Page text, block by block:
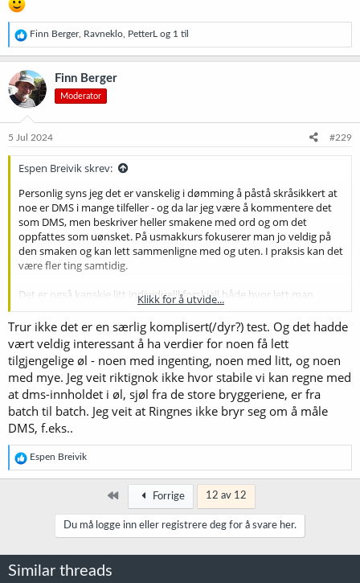
R
e
a
k
s
j
o
e
Finn Berger, Ravneklo PetterL og 1 til
Finn Berger
Moderator
5 Jul 2024 #229
Espen Breivik skrev:
Personlig syns jeg det er vanskelig i dømming å påstå skråsikkert at
noe er DMS i mange tilfeller - og da lar jeg være å kommentere det
som DMS, men beskriver heller smakene med ord og om det
oppfattes som uønsket. På usmakkurs fokuserer man jo veldig på
den smaken og kan lett sammenligne med og uten. I praksis kan det
være fler ting samtidig.
Det er også kanskje litt individuelll forskjell både hvor lett man
plukker det opp ting - og på hvor sikker man er før man putter en
usmak i en kategori. Når man gir et veldig klart rammeverk på
usmaker så er det kanskje lett å tenke at man _må_ putte ting i en
av de usmak-kategoriene for å trekke poeng, men det er etter min
mening ikke nødvendig - ting kan opptre uønsket selv om det ikke
passer direkte inn i en av kategoriene.
Har på TODO-lista at jeg skal undersøke om det er muligheter på
NTNU for å få testet faktisk DMS-innhold - hadde vært interessant å
innhold. Men aner ikke om det er mulig
Klikk for å utvide...
Trur ikke det er en særlig komplisert(/dyr?) test. Og det hadde
vært veldig interessant å ha verdier for noen få lett
tilgjengelige øl - noen med ingenting, noen med litt, og noen
med mye. Jeg veit riktignok ikke hvor stabile vi kan regne med
at dms-innholdet i øl, sjøl fra de store bryggeriene, er fra
batch til batch. Jeg veit at Ringnes ikke bryr seg om å måle
DMS, f.eks..
R
e
a
r
Espen Breivik
Først Forrige 12 av 12
Du må logge inn eller registrere deg for å svare her.
Similar threads